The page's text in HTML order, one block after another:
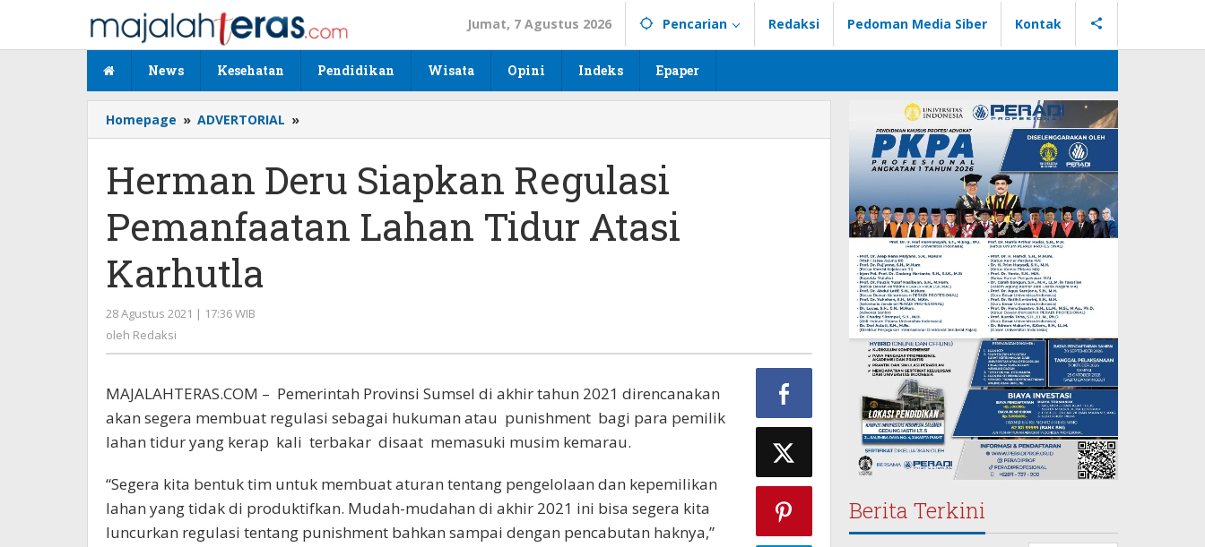
konten
Jumat, 7 Agustus 2026 Pencarian Redaksi Pedoman Media Siber Kontak
News Kesehatan Pendidikan Wisata Opini Indeks Epaper
Homepage » ADVERTORIAL »
Deru
Regulasi
Pemanfaatan
Tidur Atasi
Herman Deru Siapkan Regulasi
Pemanfaatan Lahan Tidur Atasi
Karhutla
28 Agustus 2021 | 17:36 WIB
oleh Redaksi
MAJALAHTERAS.COM – Pemerintah Provinsi Sumsel di akhir tahun 2021 direncanakan
akan segera membuat regulasi sebagai hukuman atau punishment bagi para pemilik
lahan tidur yang kerap kali terbakar disaat memasuki musim kemarau.
“Segera kita bentuk tim untuk membuat aturan tentang pengelolaan dan kepemilikan
lahan yang tidak di produktifkan. Mudah-mudahan di akhir 2021 ini bisa segera kita
luncurkan regulasi tentang punishment bahkan sampai dengan pencabutan haknya,”
Berita Terkini